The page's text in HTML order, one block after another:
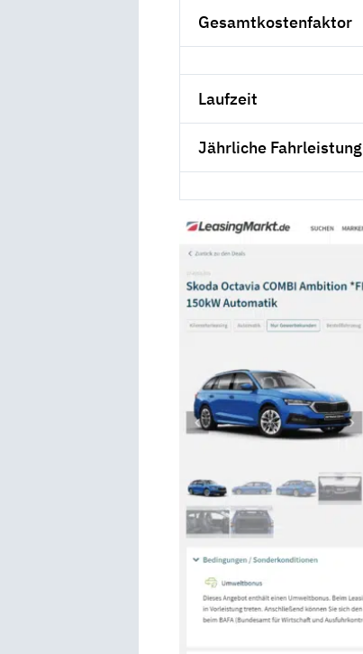
Gesamtkostenfaktor
Laufzeit
Jährliche Fahrleistung